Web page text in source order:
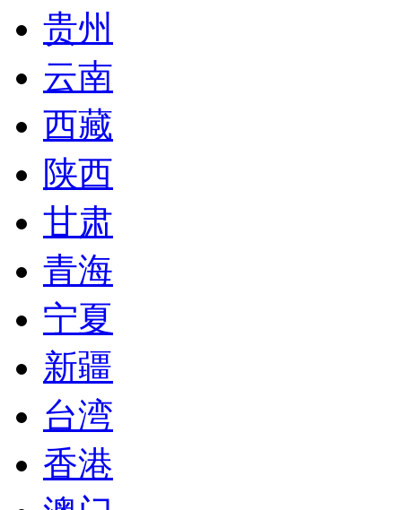
贵州
云南
西藏
陕西
甘肃
青海
宁夏
新疆
台湾
香港